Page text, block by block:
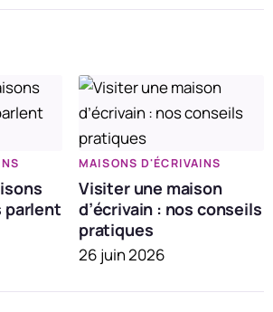
parlent
MAISONS D'ÉCRIVAINS
Visiter une maison
d’écrivain : nos conseils
pratiques
26 juin 2026